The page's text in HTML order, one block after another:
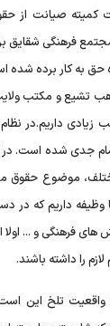
کمیته صیانت از
خرداد در مجتمع فرهنگی
به ۳۰۰ بار واژه حق به
تشیع و مکتب
داریم.در
جدی شده است.
موضوع حقوق
داریم که در
فرهنگی و ... اولا
را داشته باشند.
واقعیت تلخ این